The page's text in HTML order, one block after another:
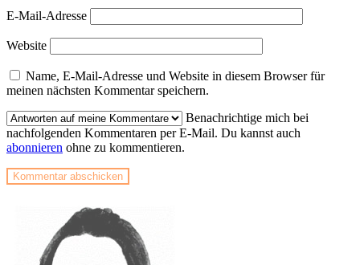
E-Mail-Adresse
Website
Name, E-Mail-Adresse und Website in diesem Browser für
meinen nächsten Kommentar speichern.
Benachrichtige mich bei
nachfolgenden Kommentaren per E-Mail. Du kannst auch
abonnieren ohne zu kommentieren.